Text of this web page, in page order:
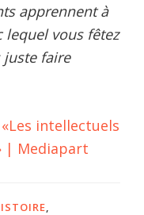
apprennent à
lequel vous fêtez
juste faire
intellectuels
| Mediapart